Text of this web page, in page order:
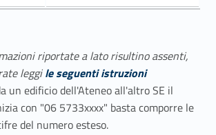
riportate a lato risultino assenti,
leggile seguenti istruzioni
un edificio dell'Ateneo all'altro SE il
con "06 5733xxxx" basta comporre le
del numero esteso.